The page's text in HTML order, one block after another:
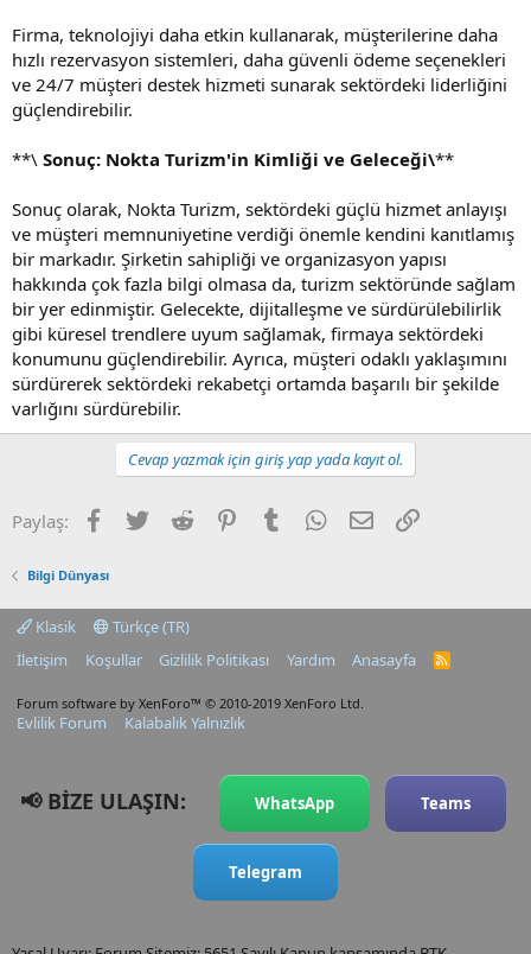
Firma, teknolojiyi daha etkin kullanarak, müşterilerine daha
hızlı rezervasyon sistemleri, daha güvenli ödeme seçenekleri
ve 24/7 müşteri destek hizmeti sunarak sektördeki liderliğini
güçlendirebilir.
**\ Sonuç: Nokta Turizm'in Kimliği ve Geleceği\**
Sonuç olarak, Nokta Turizm, sektördeki güçlü hizmet anlayışı
ve müşteri memnuniyetine verdiği önemle kendini kanıtlamış
bir markadır. Şirketin sahipliği ve organizasyon yapısı
hakkında çok fazla bilgi olmasa da, turizm sektöründe sağlam
bir yer edinmiştir. Gelecekte, dijitalleşme ve sürdürülebilirlik
gibi küresel trendlere uyum sağlamak, firmaya sektördeki
konumunu güçlendirebilir. Ayrıca, müşteri odaklı yaklaşımını
sürdürerek sektördeki rekabetçi ortamda başarılı bir şekilde
varlığını sürdürebilir.
Cevap yazmak için giriş yap yada kayıt ol.
Paylaş: Facebook
TwitterReddit PinterestTumblrWhatsApp
E-postaLink
Bilgi Dünyası
Klasik
Türkçe (TR)
İletişim
Koşullar Gizlilik Politikası Yardım Anasayfa
R
Forum software by XenForo™ © 2010-2019 XenForo Ltd.
Evlilik Forum Kalabalık Yalnızlık
📢 BİZE ULAŞIN: WhatsApp Teams
Telegram